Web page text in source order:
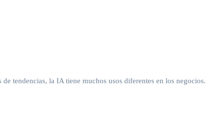
tendencias, la IA tiene muchos usos diferentes en los negocios.